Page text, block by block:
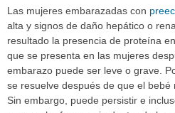
Las mujeres embarazadas con
alta y signos de daño hepático o
resultado la presencia de proteína
que se presenta en las mujeres
embarazo puede ser leve o grave.
se resuelve después de que el bebé
Sin embargo, puede persistir e